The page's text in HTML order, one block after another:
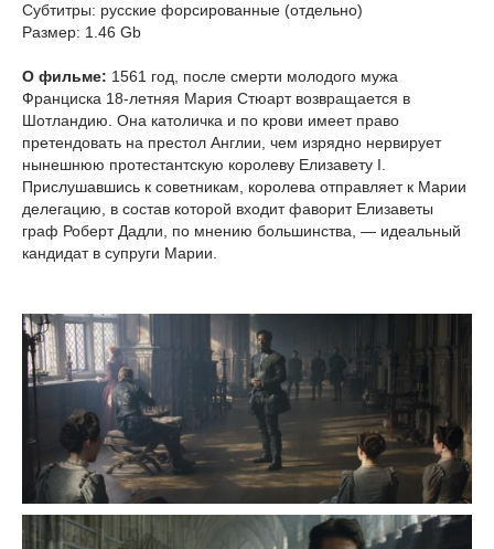
Субтитры: русские форсированные (отдельно)
Размер: 1.46 Gb
О фильме: 1561 год, после смерти молодого мужа
Франциска 18-летняя Мария Стюарт возвращается в
Шотландию. Она католичка и по крови имеет право
претендовать на престол Англии, чем изрядно нервирует
нынешнюю протестантскую королеву Елизавету I.
Прислушавшись к советникам, королева отправляет к Марии
делегацию, в состав которой входит фаворит Елизаветы
граф Роберт Дадли, по мнению большинства, — идеальный
кандидат в супруги Марии.